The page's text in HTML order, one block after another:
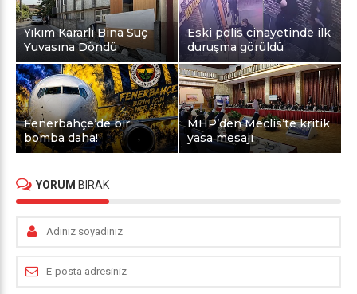
Yıkım Kararlı Bina Suç
Yuvasına Döndü
Eski polis cinayetinde ilk
duruşma görüldü
Fenerbahçe’de bir
bomba daha!
MHP’den Meclis’te kritik
yasa mesajı
YORUM BIRAK